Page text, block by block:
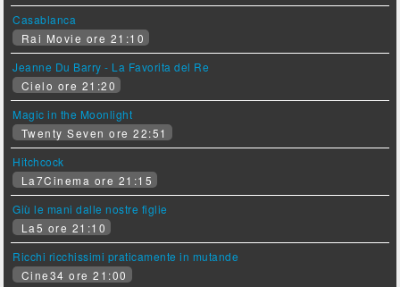
Casablanca
Rai Movie ore 21:10
Jeanne Du Barry - La Favorita del Re
Cielo ore 21:20
Magic in the Moonlight
Twenty Seven ore 22:51
Hitchcock
La7Cinema ore 21:15
Giù le mani dalle nostre figlie
La5 ore 21:10
Ricchi ricchissimi praticamente in mutande
Cine34 ore 21:00